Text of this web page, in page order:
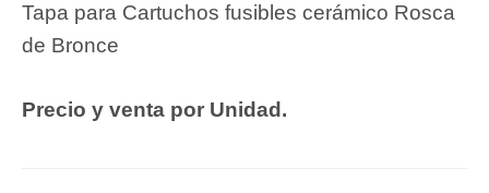
Tapa para Cartuchos fusibles cerámico Rosca
de Bronce
Precio y venta por Unidad.